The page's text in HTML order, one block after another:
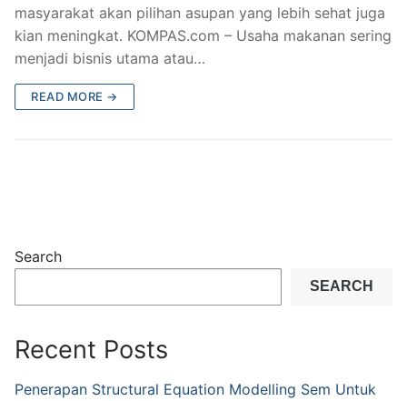
masyarakat akan pilihan asupan yang lebih sehat juga
kian meningkat. KOMPAS.com – Usaha makanan sering
menjadi bisnis utama atau…
READ MORE →
Search
SEARCH
Recent Posts
Penerapan Structural Equation Modelling Sem Untuk